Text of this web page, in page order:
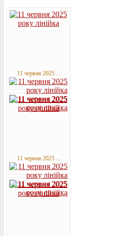
11 червня 2025 ...
11 червня 2025 ...